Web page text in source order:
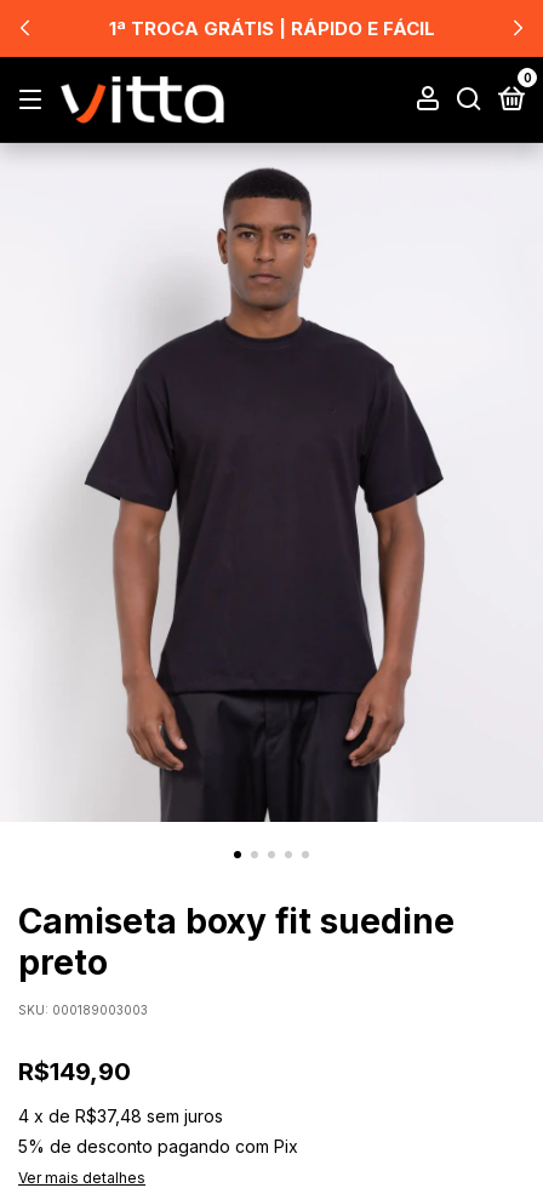
1ª TROCA GRÁTIS | RÁPIDO E FÁCIL
0
Camiseta boxy fit suedine
preto
SKU: 000189003003
R$149,90
4 x de R$37,48 sem juros
5% de desconto pagando com Pix
Ver mais detalhes